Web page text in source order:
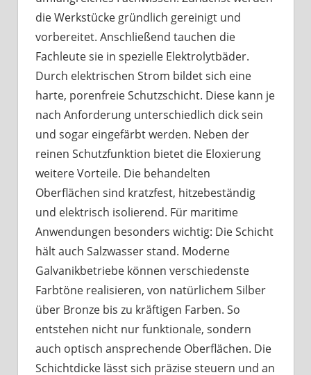
die Werkstücke gründlich gereinigt und
vorbereitet. Anschließend tauchen die
Fachleute sie in spezielle Elektrolytbäder.
Durch elektrischen Strom bildet sich eine
harte, porenfreie Schutzschicht. Diese kann je
nach Anforderung unterschiedlich dick sein
und sogar eingefärbt werden. Neben der
reinen Schutzfunktion bietet die Eloxierung
weitere Vorteile. Die behandelten
Oberflächen sind kratzfest, hitzebeständig
und elektrisch isolierend. Für maritime
Anwendungen besonders wichtig: Die Schicht
hält auch Salzwasser stand. Moderne
Galvanikbetriebe können verschiedenste
Farbtöne realisieren, von natürlichem Silber
über Bronze bis zu kräftigen Farben. So
entstehen nicht nur funktionale, sondern
auch optisch ansprechende Oberflächen. Die
Schichtdicke lässt sich präzise steuern und an